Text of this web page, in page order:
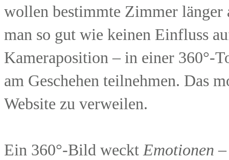
wollen bestimmte Zimmer länger
man so gut wie keinen Einfluss
Kameraposition – in einer 360°-
am Geschehen teilnehmen. Das
Website zu verweilen.
Ein 360°-Bild wecktEmotionen